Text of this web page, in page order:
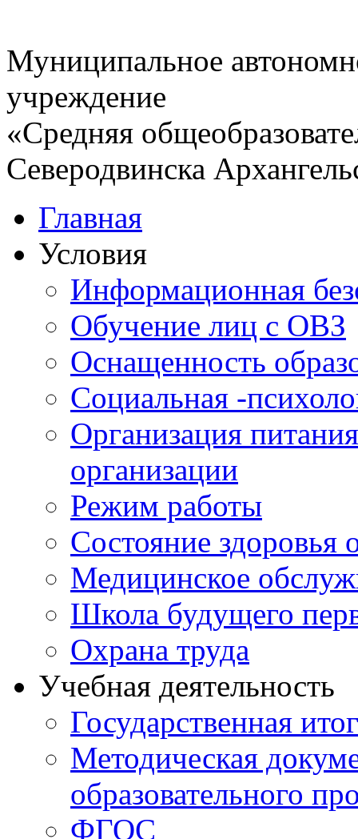
Муниципальное
учреждение
«Средняя
Северодвинска
Главная
Условия
Информационная
Обучение лиц с ОВЗ
Оснащенность
Социальная -
Организация
организации
Режим работы
Состояние
Медицинское
Школа будущего
Охрана труда
Учебная деятельность
Государственная
Методическая
образовательного
ФГОС